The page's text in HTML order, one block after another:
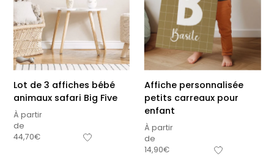
Lot de 3 affiches bébé
animaux safari Big Five
À partir
de
44,70€
Affiche personnalisée
petits carreaux pour
enfant
À partir
de
14,90€